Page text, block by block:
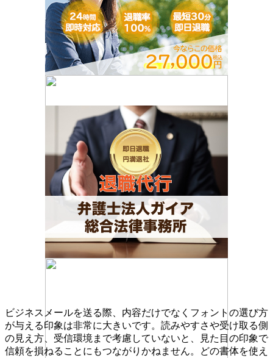
ビジネスメールを送る際、内容だけでなくフォントの選び方
が与える印象は非常に大きいです。読みやすさや受け取る側
の見え方、受信環境まで考慮していないと、見た目の印象で
信頼を損ねることにもつながりかねません。どの書体を使え